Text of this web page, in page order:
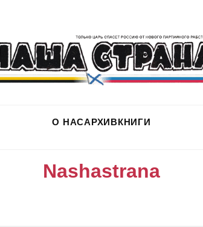
О НАСАРХИВКНИГИ
Nashastrana